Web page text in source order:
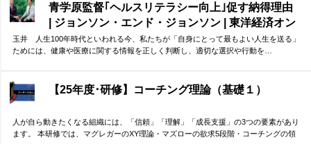
青学原監督｢ヘルスリテラシー向上｣促す納得理由
| ジョンソン・エンド・ジョンソン | 東洋経済オン
ライン
玉井 人生100年時代といわれる今、私たちが「自身にとって最もよい人生を送る」
ためには、健康や医療に関する情報を正しく判断し、適切な選択や行動を…
【25年度･研修】コーチング理論（基礎１）
人が自ら動きたくなる組織には、「信頼」「理解」「成長支援」の3つの要素があり
ます。 本研修では、マグレガーのXY理論・マズローの欲求5段階・コーチングの領